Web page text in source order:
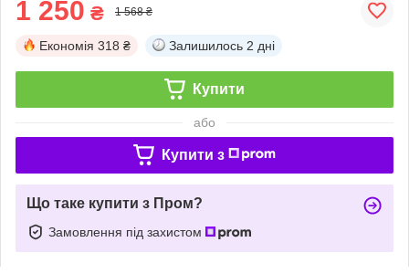
1 250 ₴ 1 568 ₴
Економія 318 ₴ Залишилось 2 дні
Купити
або
Купити з
Що таке купити з Пром?
Замовлення під захистом